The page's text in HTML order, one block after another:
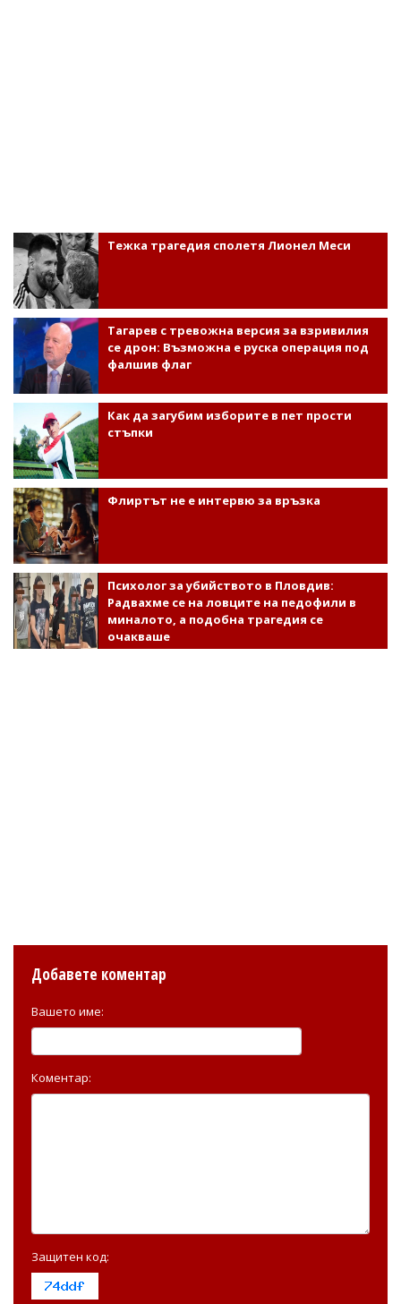
Тежка трагедия сполетя Лионел Меси
Тагарев с тревожна версия за взривилия
се дрон: Възможна е руска операция под
фалшив флаг
Как да загубим изборите в пет прости
стъпки
Флиртът не е интервю за връзка
Психолог за убийството в Пловдив:
Радвахме се на ловците на педофили в
миналото, а подобна трагедия се
очакваше
Добавете коментар
Вашето име:
Коментар:
Защитен код: